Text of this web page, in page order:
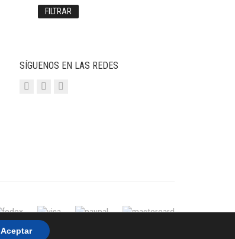
FILTRAR
SÍGUENOS EN LAS REDES
Aceptar